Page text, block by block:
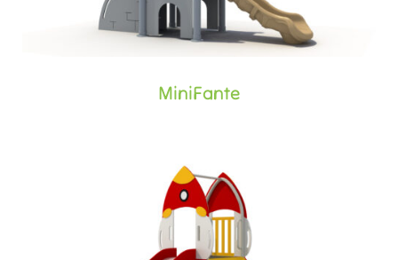
MiniFante